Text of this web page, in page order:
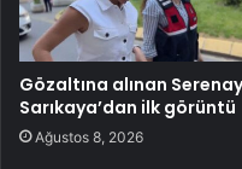
Gözaltına alınan Serenay
Sarıkaya’dan ilk görüntü
Ağustos 8, 2026